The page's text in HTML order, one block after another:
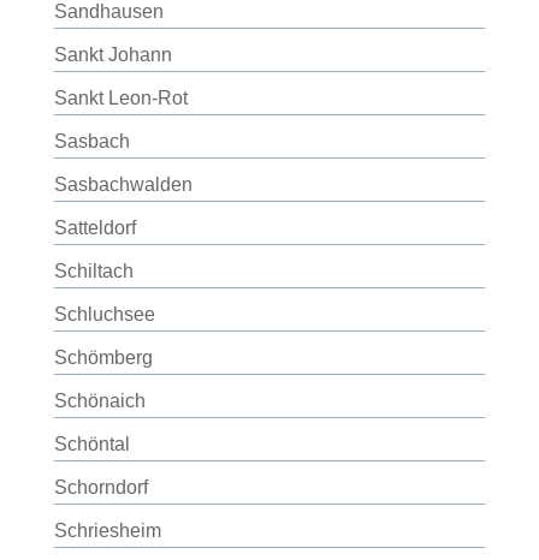
Sandhausen
Sankt Johann
Sankt Leon-Rot
Sasbach
Sasbachwalden
Satteldorf
Schiltach
Schluchsee
Schömberg
Schönaich
Schöntal
Schorndorf
Schriesheim